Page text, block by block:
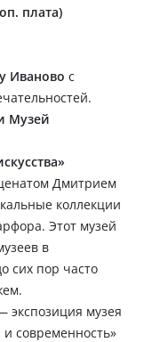
плата)
Иваново с
Музей
Дмитрием
коллекции
Этот музей
в
сих пор часто
экспозиция музея
современность»